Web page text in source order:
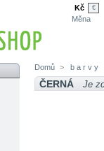
Kč €
Měna
Domů > b a r v y
ČERNÁ Je